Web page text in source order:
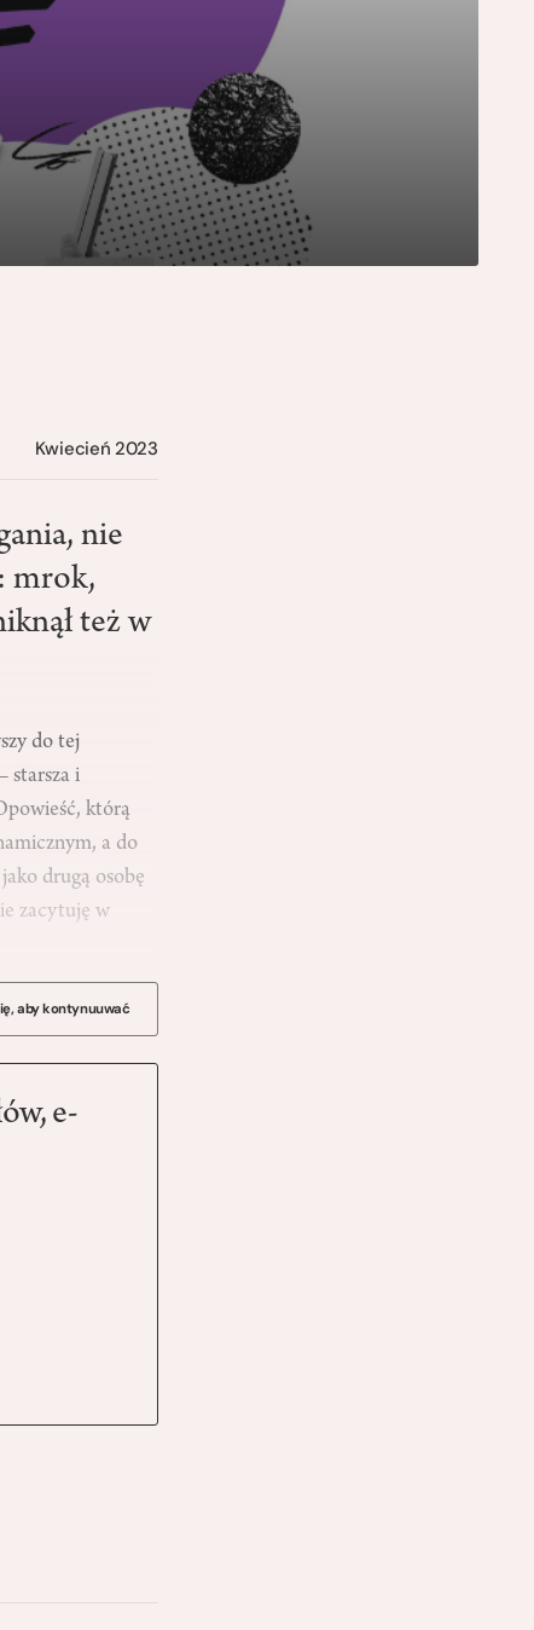
Kwiecień 2023
nie
mrok,
też w
do tej
starsza i
którą
a do
drugą osobę
zacytuję w
aby kontynuuwać
e-